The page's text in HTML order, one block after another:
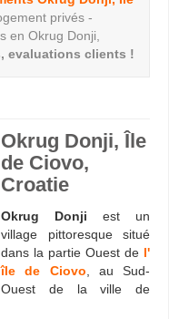
privés -
en Okrug Donji,
evaluations clients !
Okrug Donji, Île
de Ciovo,
Croatie
Okrug Donji est un
village pittoresque situé
dans la partie Ouest de l'
île de Ciovo, au Sud-
Ouest de la ville de